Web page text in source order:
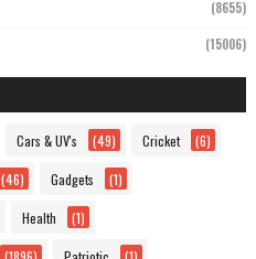
(8655)
(15006)
Cars & UV's (49) Cricket (6)
(46) Gadgets (1)
Health (1)